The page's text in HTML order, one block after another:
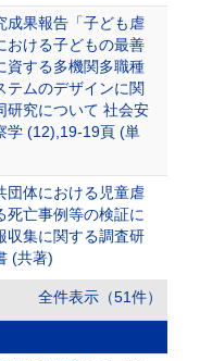
成果報告「子ども虐
おける子どもの最善
資する多機関多職種
テムのデザインに関
研究について 社会安
学 (12),19-19頁 (単
団体における児童虐
死亡事例等の検証に
収集に関する調査研
(共著)
全件表示（51件）